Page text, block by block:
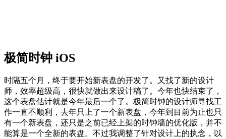
极简时钟 iOS
时隔五个月，终于要开始新表盘的开发了。又找了新的设计
师，效率超级高，很快就做出来设计稿了。今年也快结束了，
这个表盘估计就是今年最后一个了。极简时钟的设计师寻找工
作一直不顺利，去年只上了一个新表盘，今年到目前为止也只
有一个新表盘，还只是之前已经上架的时钟墙的优化版，并不
能算是一个全新的表盘。不过我调整了针对设计上的执念，以